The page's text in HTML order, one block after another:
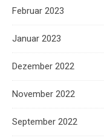
Februar 2023
Januar 2023
Dezember 2022
November 2022
September 2022